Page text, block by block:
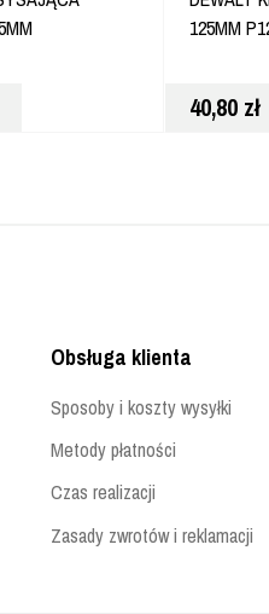
125MM
40,80 zł
Obsługa klienta
Sposoby i koszty wysyłki
Metody płatności
Czas realizacji
Zasady zwrotów i reklamacji